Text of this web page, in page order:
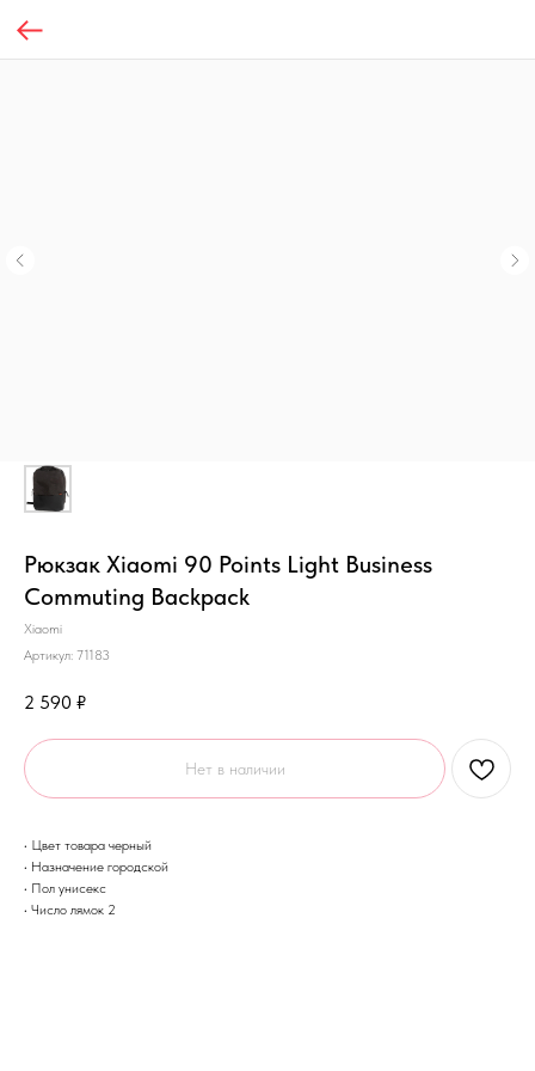
Рюкзак Xiaomi 90 Points Light Business
Commuting Backpack
Xiaomi
Артикул: 71183
2 590 ₽
Нет в наличии
• Цвет товара черный
• Назначение городской
• Пол унисекс
• Число лямок 2